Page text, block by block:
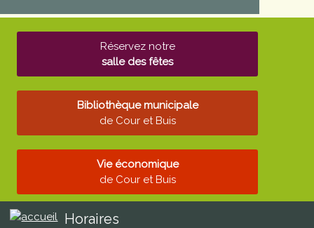
Réservez notre
salle des fêtes
Bibliothèque municipale
de Cour et Buis
Vie économique
de Cour et Buis
Horaires